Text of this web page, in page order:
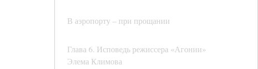
В аэропорту – при прощании
Глава 6. Исповедь режиссера «Агонии»
Элема Климова